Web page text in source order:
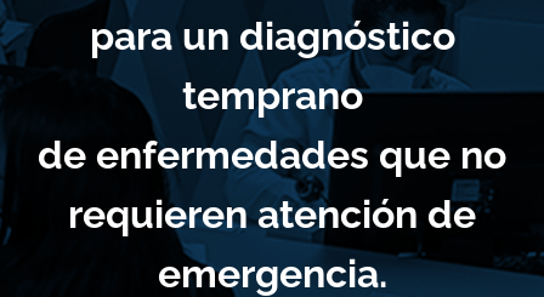
para un diagnóstico
temprano
de enfermedades que no
requieren atención de
emergencia.